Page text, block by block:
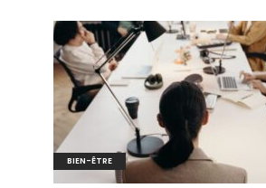
BIEN-ÊTRE